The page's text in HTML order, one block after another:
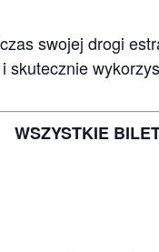
swojej drogi
skutecznie
WSZYSTKIE